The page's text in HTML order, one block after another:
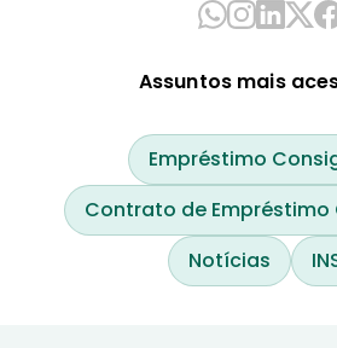
Assuntos mais
Empréstimo
Contrato de Empréstimo
Notícias